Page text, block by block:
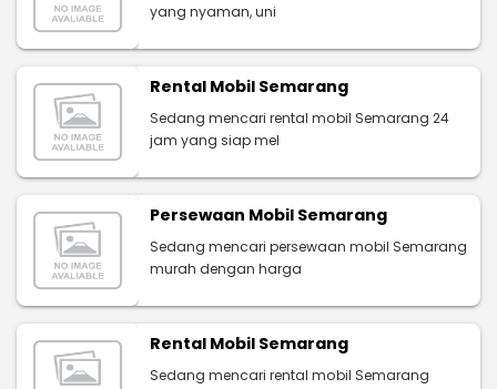
yang nyaman, uni
Rental Mobil Semarang
Sedang mencari rental mobil Semarang 24
jam yang siap mel
Persewaan Mobil Semarang
Sedang mencari persewaan mobil Semarang
murah dengan harga
Rental Mobil Semarang
Sedang mencari rental mobil Semarang